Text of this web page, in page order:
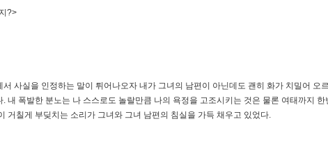
?>
사실을 인정하는 말이 튀어나오자 내가 그녀의 남편이 아닌데도 괜히 화가 치밀어
내 폭발한 분노는 나 스스로도 놀랄만큼 나의 욕정을 고조시키는 것은 물론 여태까지
거칠게 부딪치는 소리가 그녀와 그녀 남편의 침실을 가득 채우고 있었다.